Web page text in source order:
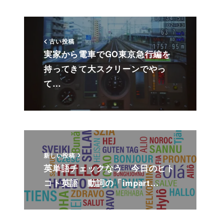
古い投稿
実家から電車でGO東京急行編を
持ってきて大スクリーンでやっ
て…
新しい投稿
英単語チェックなう 今日のヒト
コト英語 動詞の「impart…